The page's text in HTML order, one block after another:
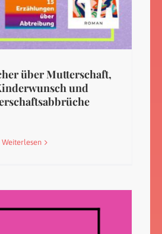
über Mutterschaft,
und
Weiterlesen